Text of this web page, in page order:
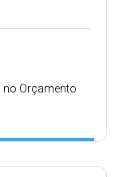
no Orçamento